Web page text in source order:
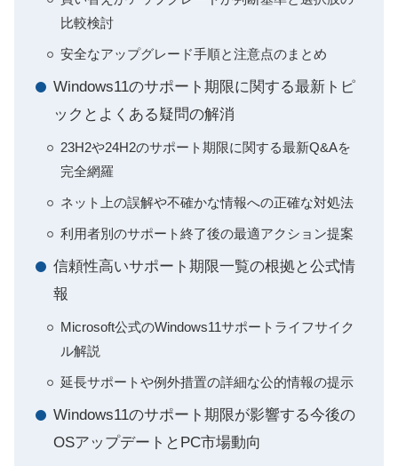
比較検討
安全なアップグレード手順と注意点のまとめ
Windows11のサポート期限に関する最新トピ
ックとよくある疑問の解消
23H2や24H2のサポート期限に関する最新Q&Aを
完全網羅
ネット上の誤解や不確かな情報への正確な対処法
利用者別のサポート終了後の最適アクション提案
信頼性高いサポート期限一覧の根拠と公式情
報
Microsoft公式のWindows11サポートライフサイク
ル解説
延長サポートや例外措置の詳細な公的情報の提示
Windows11のサポート期限が影響する今後の
OSアップデートとPC市場動向